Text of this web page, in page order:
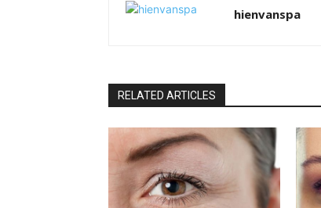
hienvanspa
RELATED ARTICLES